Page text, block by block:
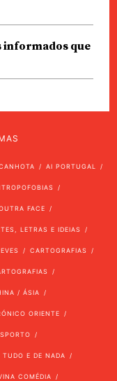
informados que
AI PORTUGAL
FACE
LETRAS E IDEIAS
CARTOGRAFIAS
/ ÁSIA
ORIENTE
TUDO E DE NADA
COMÉDIA